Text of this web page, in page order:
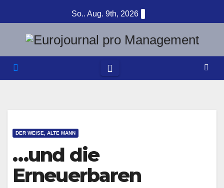
Inhalt
springen
So.. Aug. 9th, 2026
DER WEISE, ALTE MANN
…und die
Erneuerbaren